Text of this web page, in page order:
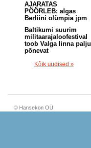
AJARATAS
PÖÖRLEB: algas
Berliini olümpia jpm
Baltikumi suurim
militaarajaloofestival
toob Valga linna palju
põnevat
Kõik uudised »
© Hansekon OÜ